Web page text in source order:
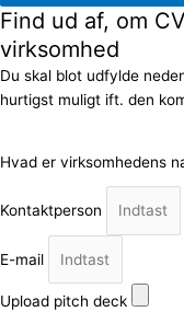
Find ud af, om
virksomhed
Du skal blot udfylde
hurtigst muligt ift. den
Hvad er virksomhedens
Kontaktperson
E-mail
Upload pitch deck